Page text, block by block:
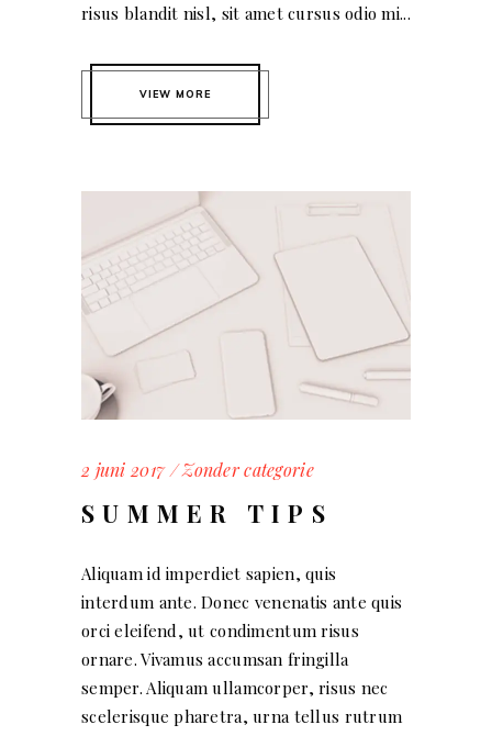
risus blandit nisl, sit amet cursus odio mi...
VIEW MORE
2 juni 2017 Zonder categorie
SUMMER TIPS
Aliquam id imperdiet sapien, quis
interdum ante. Donec venenatis ante quis
orci eleifend, ut condimentum risus
ornare. Vivamus accumsan fringilla
semper. Aliquam ullamcorper, risus nec
scelerisque pharetra, urna tellus rutrum